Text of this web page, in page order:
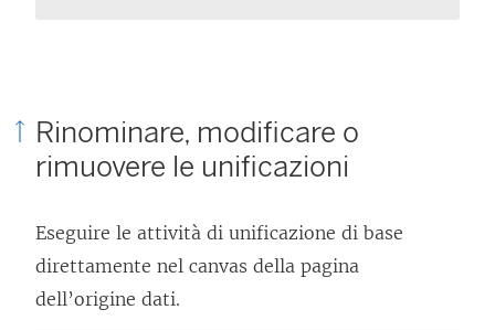
Rinominare, modificare o
rimuovere le unificazioni
Eseguire le attività di unificazione di base
direttamente nel canvas della pagina
dell’origine dati.